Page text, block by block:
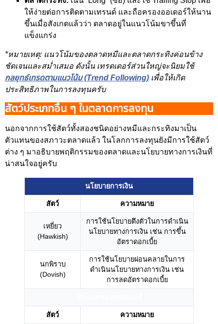
ให้ง่ายต่อการติดตามเทรนด์ และถือครองออเดอร์ให้นาน
ขึ้นเมื่อสังเกตแล้วว่า ตลาดอยู่ในแนวโน้มขาขึ้นที่
แข็งแกร่ง
*หมายเหตุ: แนวโน้มของตลาดหมีและตลาดกระทิงค่อนข้าง
ชัดเจนและสม่ำเสมอ ดังนั้น เทรดเดอร์ส่วนใหญ่จะนิยมใช้
กลยุทธ์เทรดตามแนวโน้ม (Trend Following) เพื่อให้เกิด
ประสิทธิภาพในการลงทุนครับ
สัตว์ประเภทอื่น ๆ ในตลาดการลงทุน
นอกจากการใช้สัตว์ทั้งสองชนิดอย่างหมีและกระทิงมาเป็น
ตัวแทนของสภาวะตลาดแล้ว ในโลกการลงทุนยังมีการใช้สัตว์
ต่าง ๆ มาอธิบายพฤติกรรมของตลาดและนโยบายทางการเงินที่
น่าสนใจอยู่ครับ
นโยบายการเงิน
สัตว์ ความหมาย
เหยี่ยว
(Hawkish)
การใช้นโยบายตึงตัวในการดำเนิน
นโยบายทางการเงิน เช่น การขึ้น
อัตราดอกเบี้ย
นกพิราบ
(Dovish)
การใช้นโยบายผ่อนคลายในการ
ดำเนินนโยบายทางการเงิน เช่น
การลดอัตราดอกเบี้ย
สัตว์ ความหมาย